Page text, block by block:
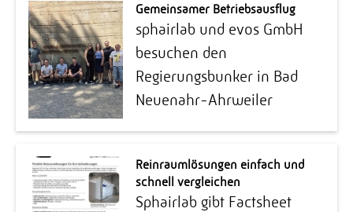
Gemeinsamer Betriebsausflug
sphairlab und evos GmbH
besuchen den
Regierungsbunker in Bad
Neuenahr-Ahrweiler
Reinraumlösungen einfach und
schnell vergleichen
Sphairlab gibt Factsheet